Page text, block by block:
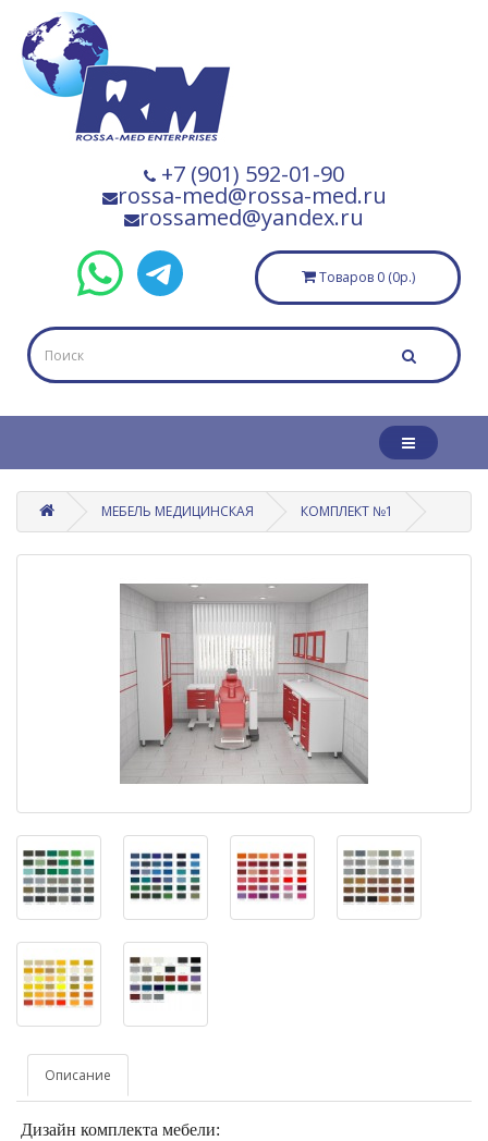
+7 (901) 592-01-90
rossa-med@rossa-med.ru
rossamed@yandex.ru
Товаров 0 (0р.)
МЕБЕЛЬ МЕДИЦИНСКАЯ КОМПЛЕКТ №1
Описание
Дизайн комплекта мебели: